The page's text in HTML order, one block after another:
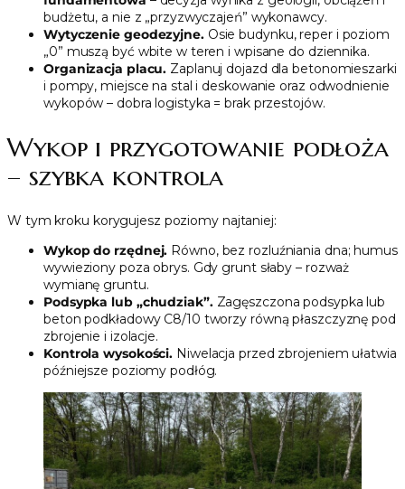
budżetu, a nie z „przyzwyczajeń” wykonawcy.
Wytyczenie geodezyjne.Osie budynku, reper i poziom
„0” muszą być wbite w teren i wpisane do dziennika.
Organizacja placu. Zaplanuj dojazd dla betonomieszarki
i pompy, miejsce na stal i deskowanie oraz odwodnienie
wykopów – dobra logistyka = brak przestojów.
Wykop i przygotowanie podłoża
– szybka kontrola
W tym kroku korygujesz poziomy najtaniej:
Wykop do rzędnej. Równo, bez rozluźniania dna; humus
wywieziony poza obrys. Gdy grunt słaby – rozważ
wymianę gruntu.
Podsypka lub „chudziak”.Zagęszczona podsypka lub
beton podkładowy C8/10 tworzy równą płaszczyznę pod
zbrojenie i izolacje.
Kontrola wysokości. Niwelacja przed zbrojeniem ułatwia
późniejsze poziomy podłóg.